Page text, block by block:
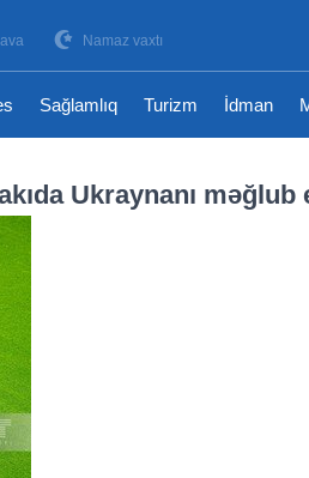
Namaz vaxtı
Sağlamlıq Turizm İdman
Ukraynanı məğlub